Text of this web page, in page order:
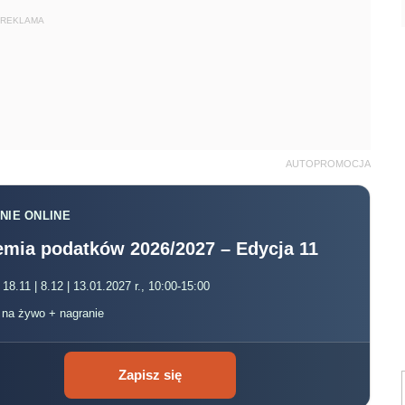
REKLAMA
AUTOPROMOCJA
ONLINE
podatków 2026/2027 – Edycja 11
| 8.12 | 13.01.2027 r., 10:00-15:00
żywo + nagranie
Zapisz się